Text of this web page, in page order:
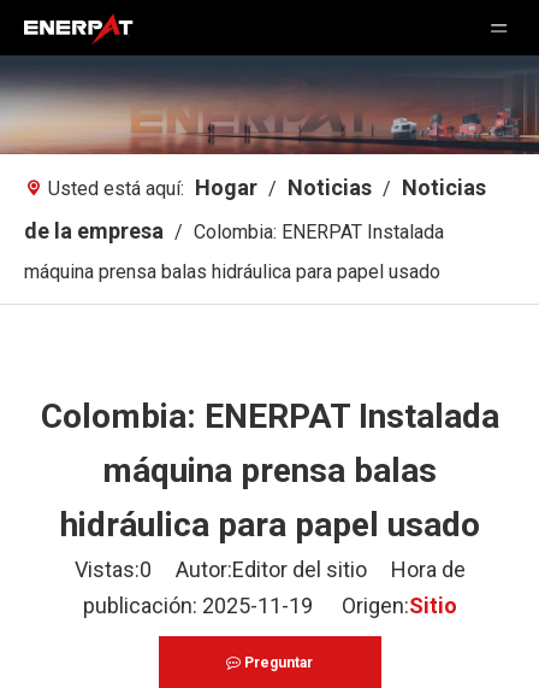
Usted está aquí: Hogar / Noticias / Noticias
de la empresa / Colombia: ENERPAT Instalada
máquina prensa balas hidráulica para papel usado
Colombia: ENERPAT Instalada
máquina prensa balas
hidráulica para papel usado
Vistas:0 Autor:Editor del sitio Hora de
publicación: 2025-11-19 Origen:Sitio
Preguntar